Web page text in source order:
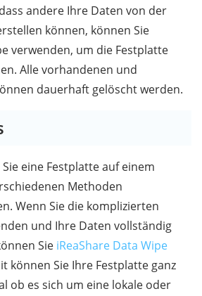
andere Ihre Daten von der
können, können Sie
verwenden, um die Festplatte
Alle vorhandenen und
dauerhaft gelöscht werden.
Sie eine Festplatte auf einem
Methoden
Wenn Sie die komplizierten
und Ihre Daten vollständig
Sie iReaShare Data Wipe
können Sie Ihre Festplatte ganz
ob es sich um eine lokale oder